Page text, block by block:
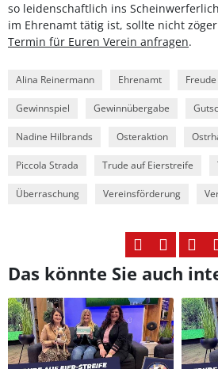
so leidenschaftlich ins
im Ehrenamt tätig ist, sollte nicht
Termin für Euren Verein anfragen.
Alina Reinermann Ehrenamt Freude
Gewinnspiel Gewinnübergabe
Nadine Hilbrands Osteraktion
Piccola Strada Trude auf Eierstreife
Überraschung Vereinsförderung
Das könnte Sie auch